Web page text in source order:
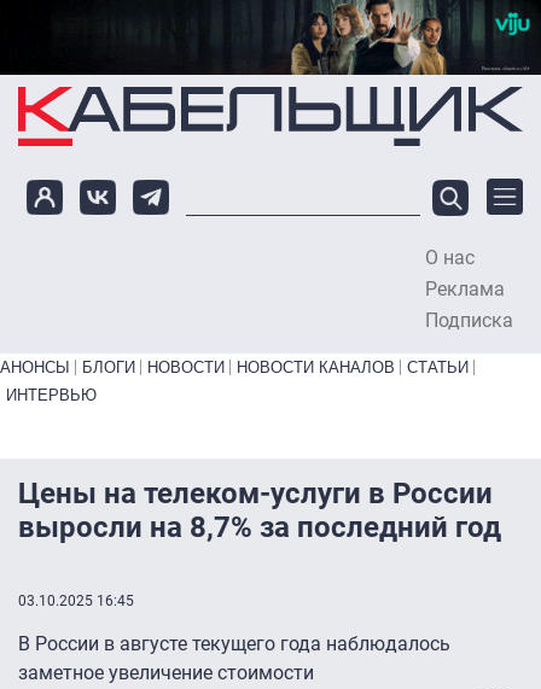
Перейти к основному содержанию
О нас
Реклама
Подписка
Primary links bottom
АНОНСЫ БЛОГИ НОВОСТИ НОВОСТИ КАНАЛОВ
СТАТЬИ
ИНТЕРВЬЮ
Цены на телеком-услуги в России
выросли на 8,7% за последний год
03.10.2025 16:45
В России в августе текущего года наблюдалось
заметное увеличение стоимости